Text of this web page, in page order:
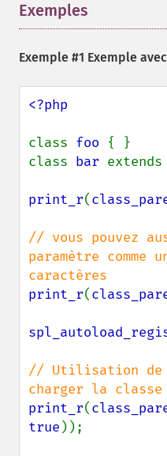
Exemples
Exemple #1 Exemple avec
<?php
class foo { }
class bar extends
print_r(
// vous pouvez
paramètre comme
print_r(
// Utilisation de
print_r(
true ));